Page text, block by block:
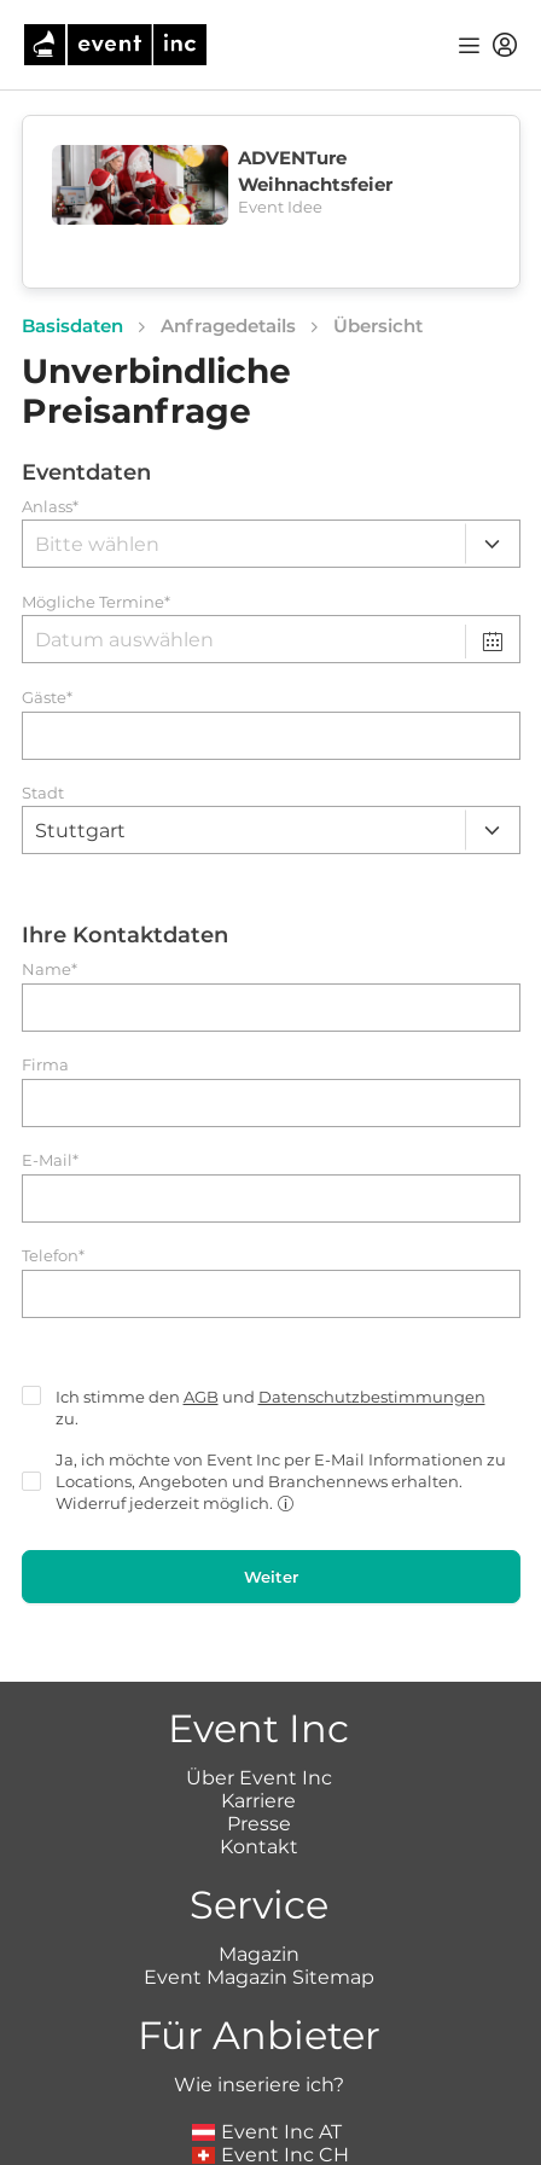
ADVENTure
Weihnachtsfeier
Event Idee
Basisdaten Anfragedetails Übersicht
Unverbindliche
Preisanfrage
Eventdaten
Anlass*
Mögliche Termine*
Gäste*
Stadt
Ihre Kontaktdaten
Name*
Firma
E-Mail*
Telefon*
Ich stimme den AGB und Datenschutzbestimmungen
zu.
Ja, ich möchte von Event Inc per E-Mail Informationen zu
Locations, Angeboten und Branchennews erhalten.
Widerruf jederzeit möglich.
Weiter
Event Inc
Über Event Inc
Karriere
Presse
Kontakt
Service
Magazin
Event Magazin Sitemap
Für Anbieter
Wie inseriere ich?
Event Inc AT
Event Inc CH